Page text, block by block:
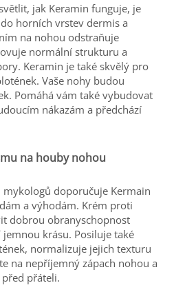
jak Keramin funguje, je
horních vrstev dermis a
na nohou odstraňuje
normální strukturu a
Keramin je také skvělý pro
Vaše nohy budou
Pomáhá vám také vybudovat
nákazám a předchází
na houby nohou
doporučuje Kermain
a výhodám. Krém proti
dobrou obranyschopnost
krásu. Posiluje také
normalizuje jejich texturu
na nepříjemný zápach nohou a
přáteli.